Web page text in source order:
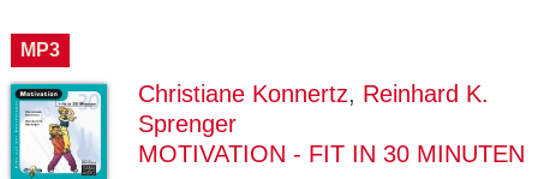
MP3
Christiane Konnertz, Reinhard K.
Sprenger
MOTIVATION - FIT IN 30 MINUTEN